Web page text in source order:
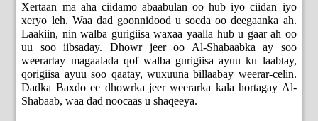
Xertaan ma aha ciidamo abaabulan oo hub iyo ciidan iyo
xeryo leh. Waa dad goonnidood u socda oo deegaanka ah.
Laakiin, nin walba gurigiisa waxaa yaalla hub u gaar ah oo
uu soo iibsaday. Dhowr jeer oo Al-Shabaabka ay soo
weerartay magaalada qof walba gurigiisa ayuu ku laabtay,
qorigiisa ayuu soo qaatay, wuxuuna billaabay weerar-celin.
Dadka Baxdo ee dhowrka jeer weerarka kala hortagay Al-
Shabaab, waa dad noocaas u shaqeeya.